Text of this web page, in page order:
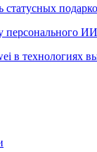
статусных
персонального
в технологиях